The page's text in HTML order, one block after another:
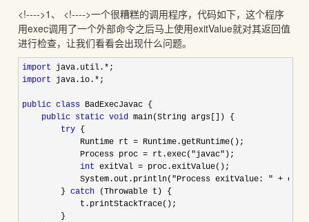
<!---->1、 <!---->一个很糟糕的调用程序，代码如下，这个程序
用exec调用了一个外部命令之后马上使用exitValue就对其返回值
进行检查，让我们看看会出现什么问题。
import java.util.*
import java.io.* ;
public class BadExecJavac {
public static void main(String args[]) {
try {
            Runtime rt
= Runtime.getRuntime();
            Process proc
= rt.exec("javac" );
int exitVal = proc.exitValue();
            System.out.println(
"Process exitValue: " +
        }
catch (Throwable t) {
            t.printStackTrace();
        }